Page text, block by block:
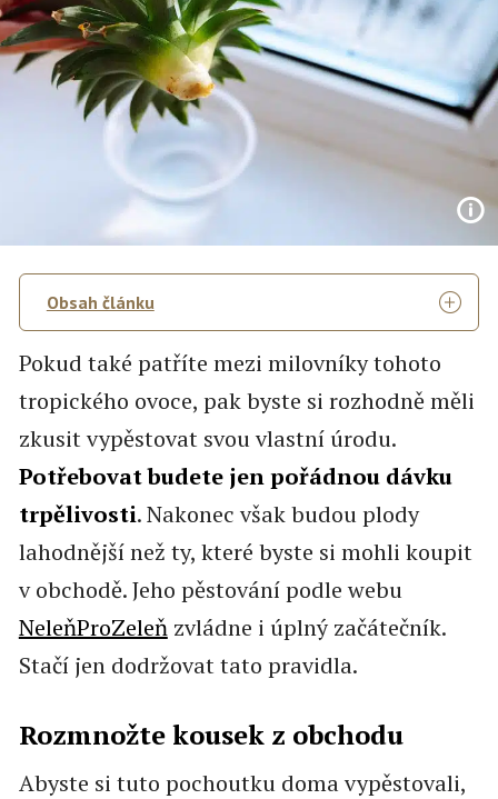
Obsah článku
Pokud také patříte mezi milovníky tohoto
tropického ovoce, pak byste si rozhodně měli
zkusit vypěstovat svou vlastní úrodu.
Potřebovat budete jen pořádnou dávku
trpělivosti. Nakonec však budou plody
lahodnější než ty, které byste si mohli koupit
v obchodě. Jeho pěstování podle webu
NeleňProZeleňzvládne i úplný začátečník.
Stačí jen dodržovat tato pravidla.
Rozmnožte kousek z obchodu
Abyste si tuto pochoutku doma vypěstovali,